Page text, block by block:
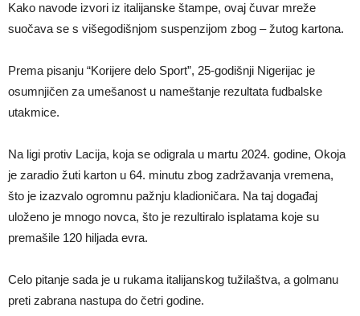
Kako navode izvori iz italijanske štampe, ovaj čuvar mreže
suočava se s višegodišnjom suspenzijom zbog – žutog kartona.
Prema pisanju “Korijere delo Sport”, 25-godišnji Nigerijac je
osumnjičen za umešanost u nameštanje rezultata fudbalske
utakmice.
Na ligi protiv Lacija, koja se odigrala u martu 2024. godine, Okoja
je zaradio žuti karton u 64. minutu zbog zadržavanja vremena,
što je izazvalo ogromnu pažnju kladioničara. Na taj događaj
uloženo je mnogo novca, što je rezultiralo isplatama koje su
premašile 120 hiljada evra.
Celo pitanje sada je u rukama italijanskog tužilaštva, a golmanu
preti zabrana nastupa do četri godine.